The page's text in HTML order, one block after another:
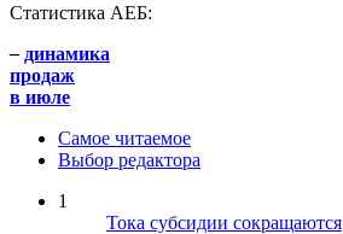
Статистика АЕБ:
– динамика
продаж
в июле
Самое читаемое
Выбор редактора
1
Тока субсидии сокращаются